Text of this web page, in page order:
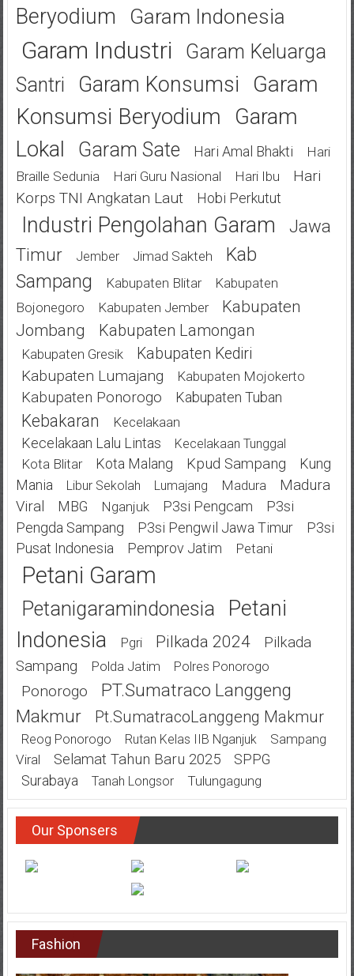
Beryodium Garam Indonesia
Garam Industri
Garam Keluarga
Santri
Garam Konsumsi
Garam
Konsumsi Beryodium
Garam
Lokal
Garam Sate Hari Amal Bhakti
Hari
Braille Sedunia
Hari Guru Nasional Hari Ibu
Hari
Korps TNI Angkatan Laut
Hobi Perkutut
Industri Pengolahan Garam
Jawa
Timur
Jember Jimad Sakteh
Kab
Sampang
Kabupaten Blitar
Kabupaten
Bojonegoro
Kabupaten Jember
Kabupaten
Jombang
Kabupaten Lamongan
Kabupaten Gresik
Kabupaten Kediri
Kabupaten Lumajang
Kabupaten Mojokerto
Kabupaten Ponorogo Kabupaten Tuban
Kebakaran Kecelakaan
Kecelakaan Lalu Lintas Kecelakaan Tunggal
Kota Blitar Kota Malang Kpud Sampang
Kung
Mania
Libur Sekolah Lumajang Madura
Madura
Viral
MBG Nganjuk P3si Pengcam
P3si
Pengda Sampang
P3si Pengwil Jawa Timur
P3si
Pusat Indonesia
Pemprov Jatim Petani
Petani Garam
Petanigaramindonesia
Petani
Indonesia
Pgri Pilkada 2024
Pilkada
Sampang
Polda Jatim Polres Ponorogo
Ponorogo
PT.Sumatraco Langgeng
Makmur
Pt.SumatracoLanggeng Makmur
Reog Ponorogo Rutan Kelas IIB Nganjuk
Sampang
Viral
Selamat Tahun Baru 2025
SPPG
Surabaya
Tanah Longsor Tulungagung
Our Sponsers
Fashion